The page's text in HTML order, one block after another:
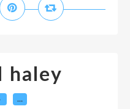
haley
…